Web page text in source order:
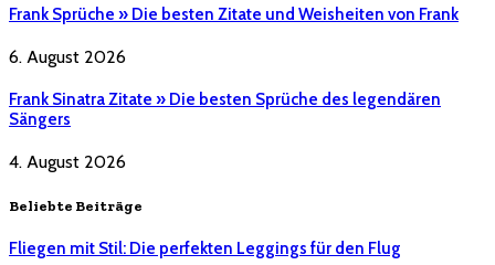
Frank Sprüche » Die besten Zitate und Weisheiten von Frank
6. August 2026
Frank Sinatra Zitate » Die besten Sprüche des legendären
Sängers
4. August 2026
Beliebte Beiträge
Fliegen mit Stil: Die perfekten Leggings für den Flug